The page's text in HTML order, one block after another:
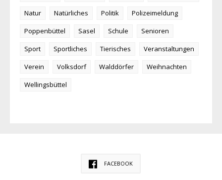
Natur
Natürliches Politik
Polizeimeldung
Poppenbüttel
Sasel Schule
Senioren
Sport
Sportliches Tierisches
Veranstaltungen
Verein
Volksdorf Walddörfer
Weihnachten
Wellingsbüttel
FACEBOOK